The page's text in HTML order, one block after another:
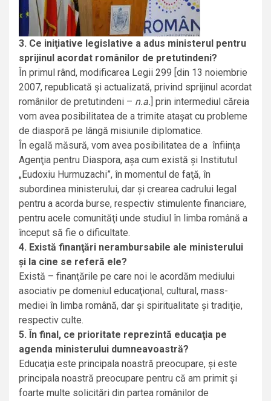
3. Ce iniţiative legislative a adus ministerul pentru
sprijinul acordat românilor de pretutindeni?
În primul rând, modificarea Legii 299 [din 13 noiembrie
2007, republicată şi actualizată, privind sprijinul acordat
românilor de pretutindeni – n.a. ] prin intermediul căreia
vom avea posibilitatea de a trimite ataşat cu probleme
de diasporă pe lângă misiunile diplomatice.
În egală măsură, vom avea posibilitatea de a înfiinţa
Agenţia pentru Diaspora, aşa cum există şi Institutul
„Eudoxiu Hurmuzachi”, în momentul de faţă, în
subordinea ministerului, dar şi crearea cadrului legal
pentru a acorda burse, respectiv stimulente financiare,
pentru acele comunităţi unde studiul în limba română a
început să fie o dificultate.
4. Există finanţări nerambursabile ale ministerului
şi la cine se referă ele?
Există – finanţările pe care noi le acordăm mediului
asociativ pe domeniul educaţional, cultural, mass-
mediei în limba română, dar şi spiritualitate şi tradiţie,
respectiv culte.
5. În final, ce prioritate reprezintă educaţia pe
agenda ministerului dumneavoastră?
Educaţia este principala noastră preocupare, şi este
principala noastră preocupare pentru că am primit şi
foarte multe solicitări din partea românilor de